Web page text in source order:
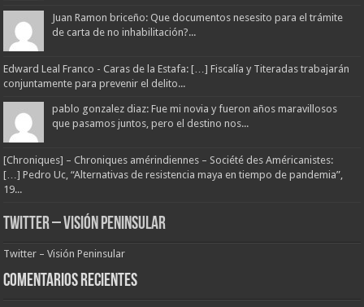
Juan Ramon briceño: Que documentos nesesito para el trámite
de carta de no inhabilitación?...
Edward Leal Franco - Caras de la Estafa: […] Fiscalía y Titeradas trabajarán
conjuntamente para prevenir el delito...
pablo gonzalez diaz: Fue mi novia y fueron años maravillosos
que pasamos juntos, pero el destino nos...
[Chroniques] – Chroniques amérindiennes – Société des Américanistes:
[…] Pedro Uc, “Alternativas de resistencia maya en tiempo de pandemia”,
19...
Twitter – Visión Peninsular
Twitter – Visión Peninsular
Comentarios Recientes